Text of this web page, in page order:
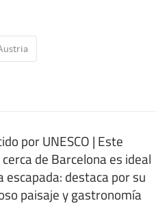
por UNESCO | Este
de Barcelona es ideal
escapada: destaca por su
paisaje y gastronomía